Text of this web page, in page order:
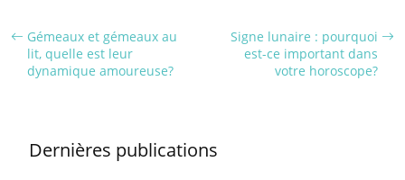
Gémeaux et gémeaux au
lit, quelle est leur
dynamique amoureuse?
Signe lunaire : pourquoi
est-ce important dans
votre horoscope?
Dernières publications